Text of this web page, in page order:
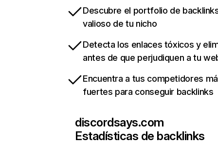
Descubre el portfolio de
valioso de tu nicho
Detecta los enlaces tóxicos y
antes de que perjudiquen a tu
Encuentra a tus competidores
fuertes para conseguir backlinks
discordsays.com
Estadísticas de backlinks